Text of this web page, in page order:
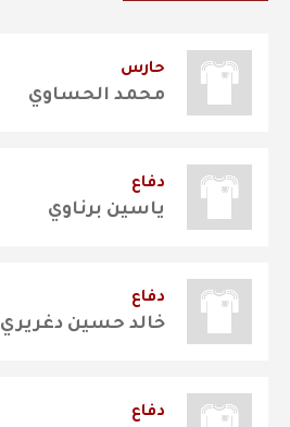
حارس
محمد الحساوي
دفاع
ياسين برناوي
دفاع
خالد حسين دغريري
دفاع